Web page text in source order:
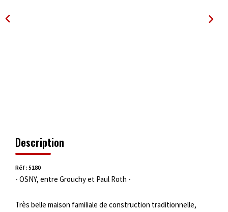
Description
Réf : 5180
- OSNY, entre Grouchy et Paul Roth -
Très belle maison familiale de construction traditionnelle,